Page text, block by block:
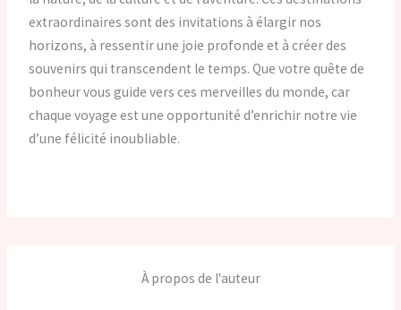
extraordinaires sont des invitations à élargir nos
horizons, à ressentir une joie profonde et à créer des
souvenirs qui transcendent le temps. Que votre quête de
bonheur vous guide vers ces merveilles du monde, car
chaque voyage est une opportunité d’enrichir notre vie
d’une félicité inoubliable.
À propos de l'auteur